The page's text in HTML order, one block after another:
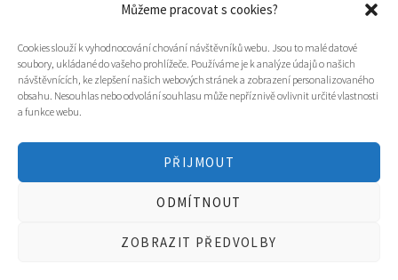
Můžeme pracovat s cookies?
Cookies slouží k vyhodnocování chování návštěvníků webu. Jsou to malé datové
soubory, ukládané do vašeho prohlížeče. Používáme je k analýze údajů o našich
návštěvnících, ke zlepšení našich webových stránek a zobrazení personalizovaného
obsahu. Nesouhlas nebo odvolání souhlasu může nepříznivě ovlivnit určité vlastnosti
a funkce webu.
PŘIJMOUT
ODMÍTNOUT
ZOBRAZIT PŘEDVOLBY
Tvorba webu a design WOOP.design/